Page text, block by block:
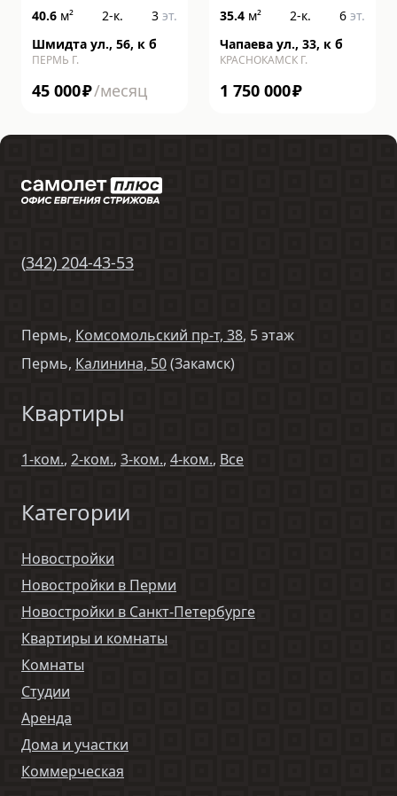
40.6 м² 2-к. 3 эт.
Шмидта ул., 56, к б
ПЕРМЬ Г.
45 000₽/месяц
35.4 м² 2-к. 6 эт.
Чапаева ул., 33, к б
КРАСНОКАМСК Г.
1 750 000₽
(342) 204-43-53
Пермь, Комсомольский пр-т, 38, 5 этаж
Пермь, Калинина, 50(Закамск)
Квартиры
1-ком., 2-ком., 3-ком., 4-ком., Все
Категории
Новостройки
Новостройки в Перми
Новостройки в Санкт-Петербурге
Квартиры и комнаты
Комнаты
Студии
Аренда
Дома и участки
Коммерческая